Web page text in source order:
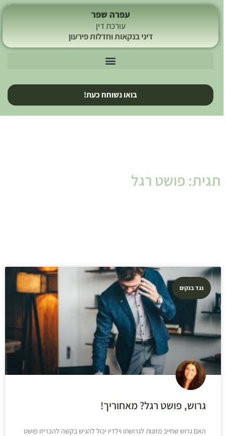
עפרה שפר
עורכת דין
דיני בנקאות וחדלות פירעון
בואו נשוחח כעת!
תגית: פושט רגל
נגד בנקים
גרוש, פושט רגל? מאחוריך!
האם גרוש שחייב מזונות לגרושתו וילדיו יכול להגיש בקשה להכריזו פושט